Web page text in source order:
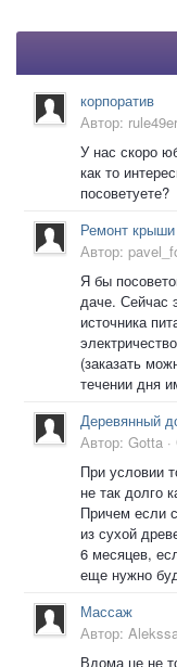
корпоратив
Автор:
У нас скоро
как то
посоветуете?
Ремонт крыши
Автор:
Я бы
даче. Сейчас
источника
(заказать
течении дня
Деревянный
Автор: Gotta ·
При условии
не так долго
Причем если
из сухой
6 месяцев,
еще нужно
Массаж
Автор:
Вдома це не